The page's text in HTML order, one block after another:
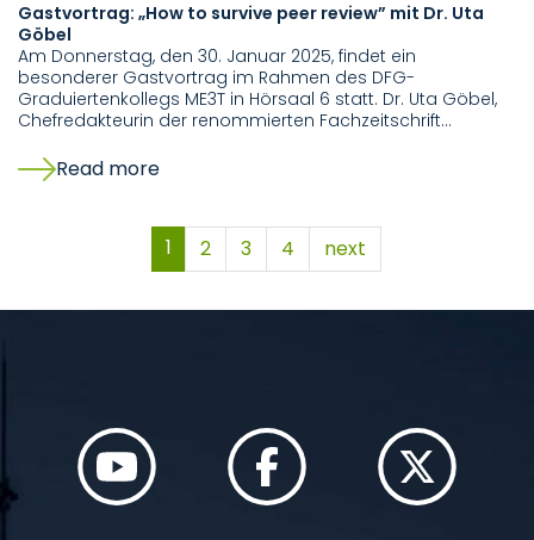
Gastvortrag: „How to survive peer review” mit Dr. Uta
Göbel
Am Donnerstag, den 30. Januar 2025, findet ein
besonderer Gastvortrag im Rahmen des DFG-
Graduiertenkollegs ME3T in Hörsaal 6 statt. Dr. Uta Göbel,
Chefredakteurin der renommierten Fachzeitschrift…
Read more
1 2 3 4 next